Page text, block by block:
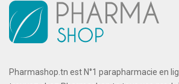
Pharmashop.tn est N°1 parapharmacie en